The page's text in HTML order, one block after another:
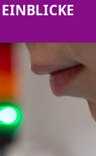
EINBLICKE